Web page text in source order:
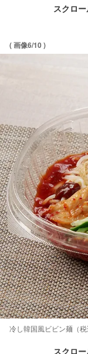
スクロ
( 画像6/10 )
冷し韓国風ビビン麺（
スクロ